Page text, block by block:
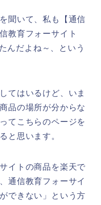
聞いて、私も【通信
教育フォーサイト
んだよね～、という
てはいるけど、いま
品の場所が分からな
てこちらのページを
と思います。
イトの商品を楽天で
通信教育フォーサイ
できない」という方